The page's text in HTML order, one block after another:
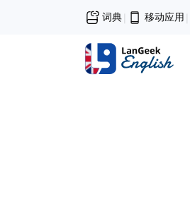
词典| 移动应用 |